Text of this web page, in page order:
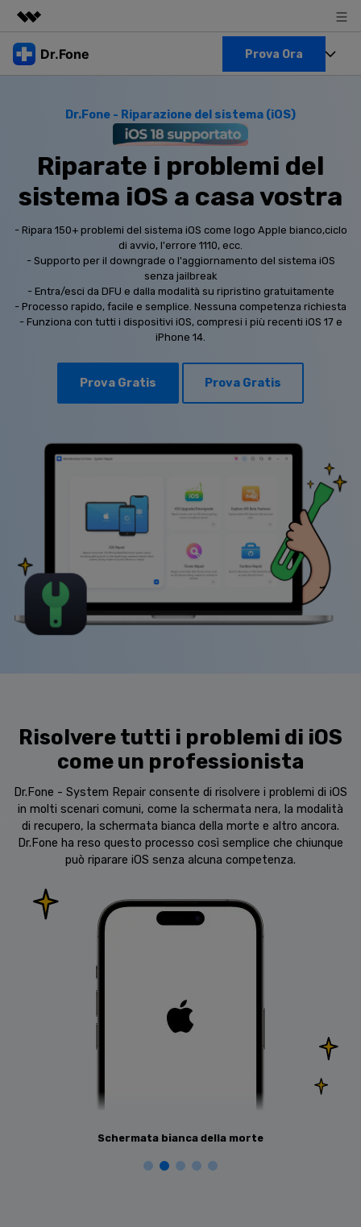
Prodotti in evidenza
Sala stampa
Dr.Fone Prova Ora
Per Desktop
Strumenti Online
Visualizza Tutte Le App
Recupero dati Android
Scopri & Supporto
Azioni Rapide
Scopri
Trasferimento Dati
Riparazione Telefono
Dr.Fone - Riparazione del sistema (iOS)
Riparate i problemi del
sistema iOS a casa vostra
- Ripara 150+ problemi del sistema iOS come logo Apple bianco,ciclo
di avvio, l'errore 1110, ecc.
- Supporto per il downgrade o l'aggiornamento del sistema iOS
senza jailbreak
- Entra/esci da DFU e dalla modalità su ripristino gratuitamente
- Processo rapido, facile e semplice. Nessuna competenza richiesta
- Funziona con tutti i dispositivi iOS, compresi i più recenti iOS 17 e
iPhone 14.
Prova Gratis Prova Gratis
Risolvere tutti i problemi di iOS
come un professionista
Dr.Fone - System Repair consente di risolvere i problemi di iOS
in molti scenari comuni, come la schermata nera, la modalità
di recupero, la schermata bianca della morte e altro ancora.
Dr.Fone ha reso questo processo così semplice che chiunque
può riparare iOS senza alcuna competenza.
Schermata bianca della morte